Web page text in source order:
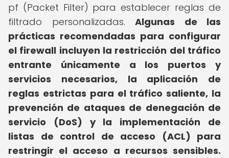
pf (Packet Filter) para establecer reglas de
filtrado personalizadas. Algunas de las
prácticas recomendadas para configurar
el firewall incluyen la restricción del tráfico
entrante únicamente a los puertos y
servicios necesarios, la aplicación de
reglas estrictas para el tráfico saliente, la
prevención de ataques de denegación de
servicio (DoS) y la implementación de
listas de control de acceso (ACL) para
restringir el acceso a recursos sensibles.